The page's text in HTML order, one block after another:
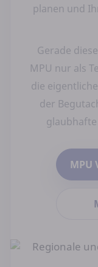
planen und
Gerade
MPU nur als
die
der
MPU